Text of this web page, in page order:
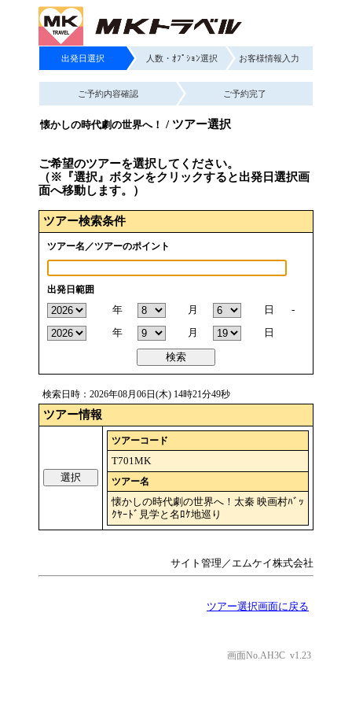
出発日選択 人数・ｵﾌﾟｼｮﾝ選択 お客様情報入力
ご予約内容確認 ご予約完了
懐かしの時代劇の世界へ！ / ツアー選択
ご希望のツアーを選択してください。
（※『選択』ボタンをクリックすると出発日選択画
面へ移動します。）
ツアー検索条件
ツアー名／ツアーのポイント
出発日範囲
年 月 日
-
年
月 日
検索
検索日時：2026年08月06日(木) 14時21分49秒
ツアー情報
選択
ツアーコード
T701MK
ツアー名
懐かしの時代劇の世界へ！太秦 映画村ﾊﾞｯ
ｸﾔｰﾄﾞ見学と名ﾛｹ地巡り
サイト管理／エムケイ株式会社
ツアー選択画面に戻る
画面No.AH3C v1.23